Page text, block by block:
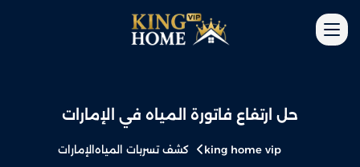
حل ارتفاع فاتورة المياه في الإمارات
king home vip كشف تسربات المياهالإمارات